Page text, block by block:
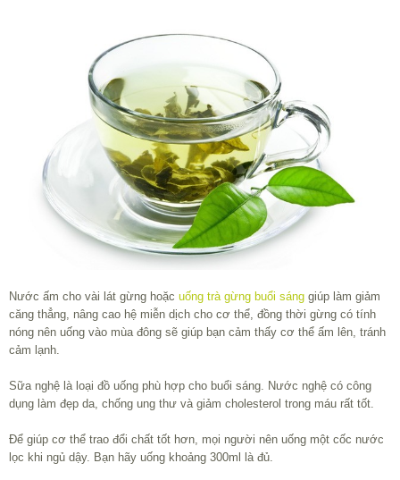
Nước ấm cho vài lát gừng hoặc uống trà gừng buổi sáng giúp làm giảm
căng thẳng, nâng cao hệ miễn dịch cho cơ thể, đồng thời gừng có tính
nóng nên uống vào mùa đông sẽ giúp bạn cảm thấy cơ thể ấm lên, tránh
cảm lạnh.
Sữa nghệ là loại đồ uống phù hợp cho buổi sáng. Nước nghệ có công
dụng làm đẹp da, chống ung thư và giảm cholesterol trong máu rất tốt.
Để giúp cơ thể trao đổi chất tốt hơn, mọi người nên uống một cốc nước
lọc khi ngủ dậy. Bạn hãy uống khoảng 300ml là đủ.